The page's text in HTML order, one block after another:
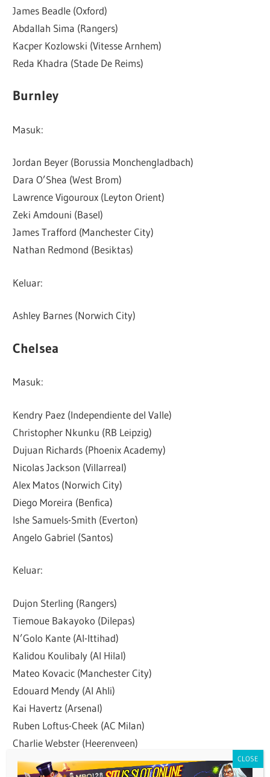
James Beadle (Oxford)
Abdallah Sima (Rangers)
Kacper Kozlowski (Vitesse Arnhem)
Reda Khadra (Stade De Reims)
Burnley
Masuk:
Jordan Beyer (Borussia Monchengladbach)
Dara O’Shea (West Brom)
Lawrence Vigouroux (Leyton Orient)
Zeki Amdouni (Basel)
James Trafford (Manchester City)
Nathan Redmond (Besiktas)
Keluar:
Ashley Barnes (Norwich City)
Chelsea
Masuk:
Kendry Paez (Independiente del Valle)
Christopher Nkunku (RB Leipzig)
Dujuan Richards (Phoenix Academy)
Nicolas Jackson (Villarreal)
Alex Matos (Norwich City)
Diego Moreira (Benfica)
Ishe Samuels-Smith (Everton)
Angelo Gabriel (Santos)
Keluar:
Dujon Sterling (Rangers)
Tiemoue Bakayoko (Dilepas)
N’Golo Kante (Al-Ittihad)
Kalidou Koulibaly (Al Hilal)
Mateo Kovacic (Manchester City)
Edouard Mendy (Al Ahli)
Kai Havertz (Arsenal)
Ruben Loftus-Cheek (AC Milan)
Charlie Webster (Heerenveen)
Mason Mount (Manchester United)